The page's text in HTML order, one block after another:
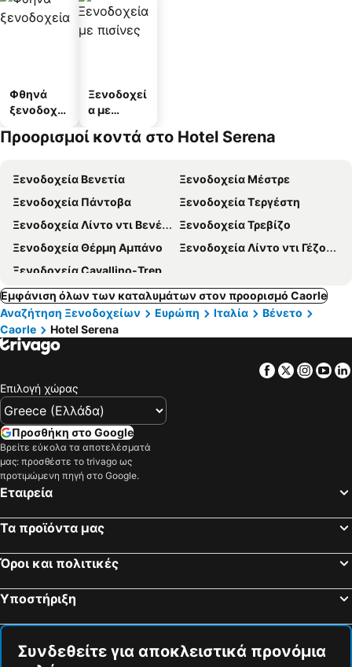
Φθηνά
ξενοδοχεί
Ξενοδοχεί
α με
Προορισμοί κοντά στο Hotel Serena
Ξενοδοχεία Βενετία
Ξενοδοχεία Μέστρε
Ξενοδοχεία Πάντοβα
Ξενοδοχεία Τεργέστη
Ξενοδοχεία Λίντο ντι Βενέτσια
Ξενοδοχεία Τρεβίζο
Ξενοδοχεία Θέρμη Αμπάνο
Ξενοδοχεία Λίντο ντι Γέζολο
Ξενοδοχεία Cavallino-Treporti
Εμφάνιση όλων των καταλυμάτων στον προορισμό Caorle
Αναζήτηση Ξενοδοχείων
Ευρώπη Ιταλία
Βένετο
Caorle
Hotel Serena
Facebook
Twitter
Επιλογή χώρας
Προσθήκη στο Google
Βρείτε εύκολα τα αποτελέσματά
μας: προσθέστε το trivago ως
προτιμώμενη πηγή στο Google.
Εταιρεία
Τα προϊόντα μας
Όροι και πολιτικές
Υποστήριξη
Συνδεθείτε για αποκλειστικά προνόμια